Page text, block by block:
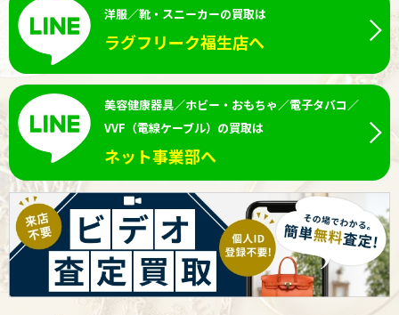
洋服／靴・スニーカーの買取は
ラグフリーク福生店へ
美容健康器具／ホビー・おもちゃ／電子タバコ／
VVF（電線ケーブル）の買取は
ネット事業部へ